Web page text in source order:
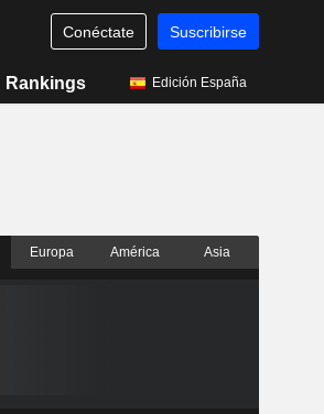
Conéctate Suscribirse
Rankings Edición España
Europa América Asia